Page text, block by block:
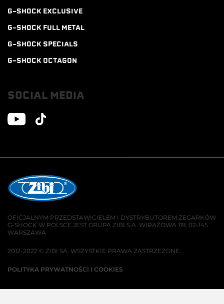
G-SHOCK EXCLUSIVE
G-SHOCK FULL METAL
G-SHOCK SPECIALS
G-SHOCK OCTAGON
SOCIAL MEDIA
OFICJALNYM PRZEDSTAWICIELEM I DYSTRYBUTOREM ZEGARKÓW
G-SHOCK W POLSCE JEST GRUPA ZIBI S.A. WIRAŻOWA 119, 02-145
WARSZAWA
2012-2022 © ZIBI SA. WSZYSTKIE PRAWA ZASTRZEŻONE.
POLITYKA PRYWATNOŚCI I COOKIES